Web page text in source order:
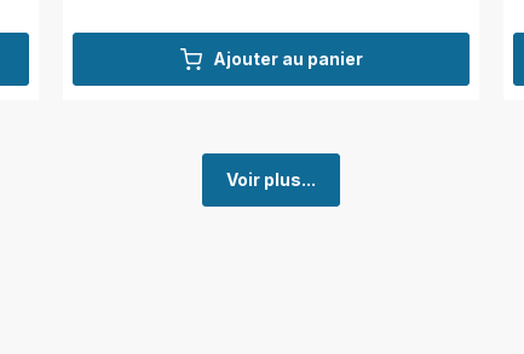
Ajouter au panier
Voir plus...